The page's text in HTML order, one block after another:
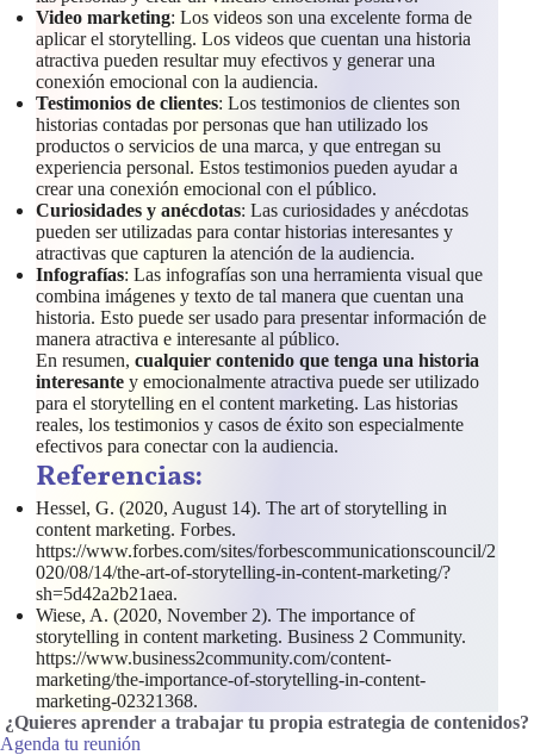
Video marketing: Los videos son una excelente forma de
aplicar el storytelling. Los videos que cuentan una historia
atractiva pueden resultar muy efectivos y generar una
conexión emocional con la audiencia.
Testimonios de clientes: Los testimonios de clientes son
historias contadas por personas que han utilizado los
productos o servicios de una marca, y que entregan su
experiencia personal. Estos testimonios pueden ayudar a
crear una conexión emocional con el público.
Curiosidades y anécdotas: Las curiosidades y anécdotas
pueden ser utilizadas para contar historias interesantes y
atractivas que capturen la atención de la audiencia.
Infografías: Las infografías son una herramienta visual que
combina imágenes y texto de tal manera que cuentan una
historia. Esto puede ser usado para presentar información de
manera atractiva e interesante al público.
En resumen, cualquier contenido que tenga una historia
interesante y emocionalmente atractiva puede ser utilizado
para el storytelling en el content marketing. Las historias
reales, los testimonios y casos de éxito son especialmente
efectivos para conectar con la audiencia.
Referencias:
Hessel, G. (2020, August 14). The art of storytelling in
content marketing. Forbes.
https://www.forbes.com/sites/forbescommunicationscouncil/2
020/08/14/the-art-of-storytelling-in-content-marketing/?
sh=5d42a2b21aea.
Wiese, A. (2020, November 2). The importance of
storytelling in content marketing. Business 2 Community.
https://www.business2community.com/content-
marketing/the-importance-of-storytelling-in-content-
marketing-02321368.
¿Quieres aprender a trabajar tu propia estrategia de contenidos?
Agenda tu reunión